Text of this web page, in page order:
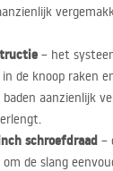
– het
de knoop raken
aanzienlijk
schroefdraad –
de slang